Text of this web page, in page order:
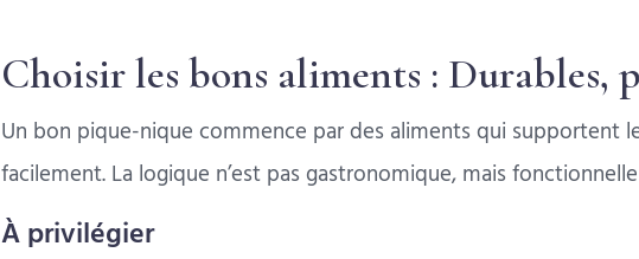
Choisir les bons aliments : Durables,
Un bon pique-nique commence par des aliments qui supportent
facilement. La logique n’est pas gastronomique, mais
À privilégier